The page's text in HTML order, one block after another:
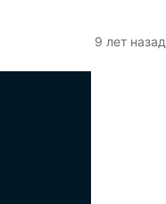
9 лет назад